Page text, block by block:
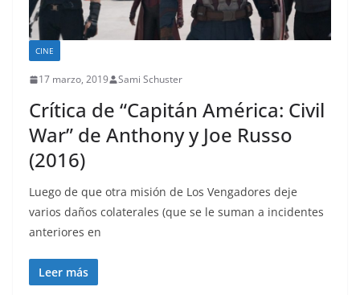
CINE
17 marzo, 2019 Sami Schuster
Crítica de “Capitán América: Civil
War” de Anthony y Joe Russo
(2016)
Luego de que otra misión de Los Vengadores deje
varios daños colaterales (que se le suman a incidentes
anteriores en
Leer más